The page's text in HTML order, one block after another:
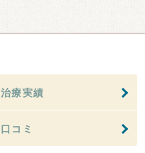
治療実績
口コミ